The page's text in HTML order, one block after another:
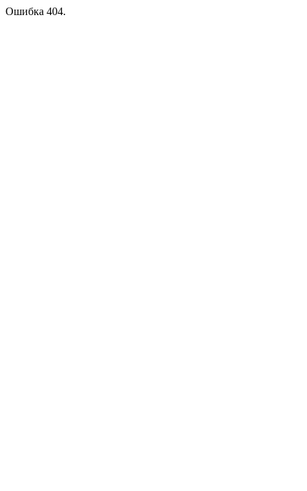
Ошибка 404.